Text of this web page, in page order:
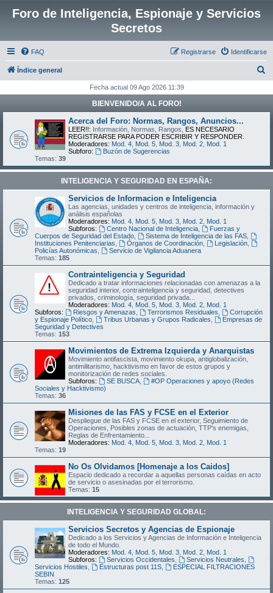
Foro de Inteligencia, Espionaje y Servicios
Secretos
FAQ Identificarse
Registrarse
Índice general
c
Fecha actual 09 Ago 2026 11:39
BIENVENIDO/A AL FORO!
Acerca del Foro: Normas, Rangos, Anuncios...
LEER!!: Información, Normas, Rangos, ES NECESARIO
REGISTRARSE PARA PODER ESCRIBIR Y RESPONDER
Moderadores: Mod. 4 Mod. 5 Mod. 3 Mod. 2 Mod. 1
Subforo:
Buzón de Sugerencias
Temas: 39
INTELIGENCIA Y SEGURIDAD EN ESPAÑA:
Servicios de Informacion e Inteligencia
Las agencias, unidades y centros de inteligencia, información y
análisis españolas
Moderadores: Mod. 4 Mod. 5 Mod. 3 Mod. 2 Mod. 1
Subforos:
Centro Nacional de Inteligencia,
Fuerzas y
Cuerpos de Seguridad del Estado
Sistema de Inteligencia de las FAS,
Instituciones Penitenciarias
Órganos de Coordinación, Legislación,
Policías Autonómicas
Servicio de Vigilancia Aduanera
Temas: 185
Contrainteligencia y Seguridad
Dedicado a tratar informaciones relacionadas con amenazas a la
seguridad interior, contrainteligencia y seguridad, detectives
privados, criminología, seguridad privada...
Moderadores: Mod. 4 Mod. 5 Mod. 3 Mod. 2 Mod. 1
Subforos:
Riesgos y Amenazas Terrorismos Residuales
Corrupción
y Espionaje Político
Tribus Urbanas y Grupos Radicales
Empresas de
Seguridad y Detectives
Temas: 153
Movimientos de Extrema Izquierda y Anarquistas
Movimiento antifascista, movimiento okupa, antiglobalización,
antimilitarismo, hacktivismo en favor de estos grupos y
monitorización de redes sociales.
Subforos:
SE BUSCA,
#OP Operaciones y apoyo (Redes
Sociales y Hacktivismo)
Temas: 36
Misiones de las FAS y FCSE en el Exterior
Despliegue de las FAS y FCSE en el exterior, Seguimiento de
Operaciones, Posibles zonas de actuación, TTP's enemigas,
Reglas de Enfrentamiento...
Moderadores: Mod. 4 Mod. 5 Mod. 3 Mod. 2 Mod. 1
Temas: 19
No Os Olvidamos [Homenaje a los Caidos]
Espacio dedicado a recordar a aquellas personas caídas en acto
de servicio o asesinadas por el terrorismo.
Temas: 15
INTELIGENCIA Y SEGURIDAD GLOBAL:
Servicios Secretos y Agencias de Espionaje
Dedicado a los Servicios y Agencias de Información e Inteligencia
de todo el Mundo.
Moderadores: Mod. 4 Mod. 5 Mod. 3 Mod. 2 Mod. 1
Subforos:
Servicios Occidentales Servicios Neutrales
Servicios Hostiles
Estructuras post 11S,
ESPECIAL FILTRACIONES
SEBIN
Temas: 125